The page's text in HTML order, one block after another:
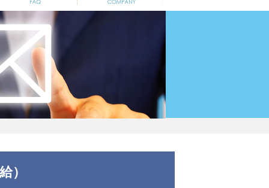
よくある質問 会社概要
）